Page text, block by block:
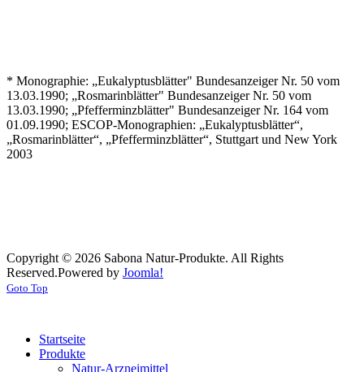
* Monographie: „Eukalyptusblätter" Bundesanzeiger Nr. 50 vom
13.03.1990; „Rosmarinblätter" Bundesanzeiger Nr. 50 vom
13.03.1990; „Pfefferminzblätter" Bundesanzeiger Nr. 164 vom
01.09.1990; ESCOP-Monographien: „Eukalyptusblätter“,
„Rosmarinblätter“, „Pfefferminzblätter“, Stuttgart und New York
2003
Copyright © 2026 Sabona Natur-Produkte. All Rights
Reserved.Powered by Joomla!
Goto Top
Startseite
Produkte
Natur-Arzneimittel